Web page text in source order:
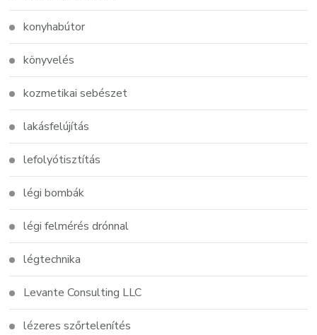
konyhabútor
könyvelés
kozmetikai sebészet
lakásfelújítás
lefolyótisztítás
légi bombák
légi felmérés drónnal
légtechnika
Levante Consulting LLC
lézeres szőrtelenítés